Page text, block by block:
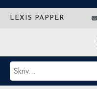
LEXIS PAPPER
Sök